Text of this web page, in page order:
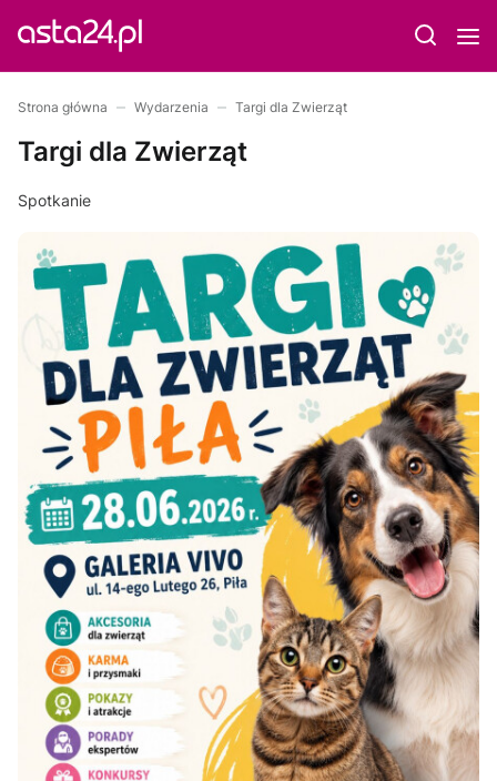
Strona główna Wydarzenia Targi dla Zwierząt
Targi dla Zwierząt
Spotkanie